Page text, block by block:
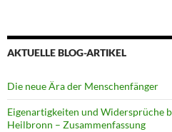
AKTUELLE BLOG-ARTIKEL
Die neue Ära der Menschenfänger
Eigenartigkeiten und Widersprüche
Heilbronn – Zusammenfassung